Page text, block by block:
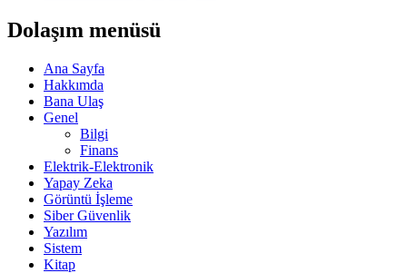
Dolaşım menüsü
Ana Sayfa
Hakkımda
Bana Ulaş
Genel
Bilgi
Finans
Elektrik-Elektronik
Yapay Zeka
Görüntü İşleme
Siber Güvenlik
Yazılım
Sistem
Kitap